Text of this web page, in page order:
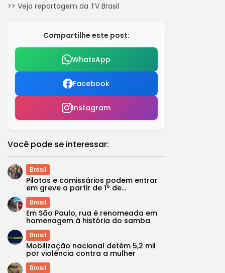
>> Veja reportagem da TV Brasil
Compartilhe este post:
WhatsApp
Facebook
Instagram
Você pode se interessar:
Brasil
Pilotos e comissários podem entrar
em greve a partir de 1º de...
Brasil
Em São Paulo, rua é renomeada em
homenagem à história do samba
Brasil
Mobilização nacional detém 5,2 mil
por violência contra a mulher
Brasil